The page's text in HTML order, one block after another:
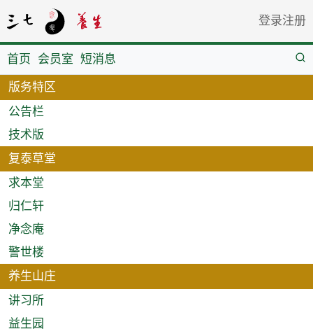
登录注册
首页 会员室 短消息
版务特区
公告栏
技术版
复泰草堂
求本堂
归仁轩
净念庵
警世楼
养生山庄
讲习所
益生园